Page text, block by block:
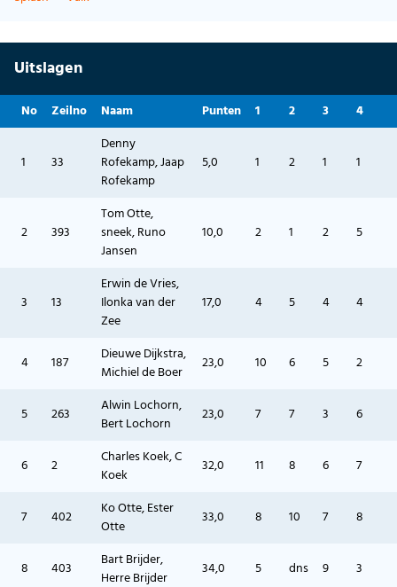
Uitslagen
No Zeilno Naam Punten 1 2 3 4
1 33
Denny
Rofekamp, Jaap
Rofekamp
5,0 1 2 1 1
2 393
Tom Otte,
sneek, Runo
Jansen
10,0 2 1 2 5
3 13
Erwin de Vries,
Ilonka van der
Zee
17,0 4 5 4 4
4 187
Dieuwe Dijkstra,
Michiel de Boer
23,0 10 6 5 2
5 263
Alwin Lochorn,
Bert Lochorn
23,0 7 7 3 6
6 2
Charles Koek, C
Koek
32,0 11 8 6 7
7 402
Ko Otte, Ester
Otte
33,0 8 10 7 8
8 403
Bart Brijder,
Herre Brijder
34,0 5 dns 9 3